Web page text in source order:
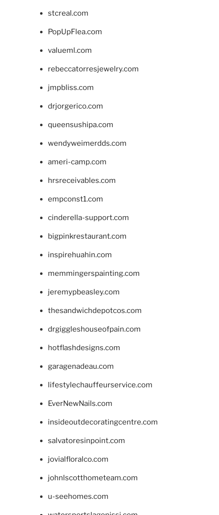
stcreal.com
PopUpFlea.com
valueml.com
rebeccatorresjewelry.com
jmpbliss.com
drjorgerico.com
queensushipa.com
wendyweimerdds.com
ameri-camp.com
hrsreceivables.com
empconst1.com
cinderella-support.com
bigpinkrestaurant.com
inspirehuahin.com
memmingerspainting.com
jeremypbeasley.com
thesandwichdepotcos.com
drgiggleshouseofpain.com
hotflashdesigns.com
garagenadeau.com
lifestylechauffeurservice.com
EverNewNails.com
insideoutdecoratingcentre.com
salvatoresinpoint.com
jovialfloralco.com
johnlscotthometeam.com
u-seehomes.com